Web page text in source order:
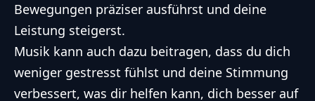
Bewegungen präziser ausführst und deine
Leistung steigerst.
Musik kann auch dazu beitragen, dass du dich
weniger gestresst fühlst und deine Stimmung
verbessert, was dir helfen kann, dich besser auf